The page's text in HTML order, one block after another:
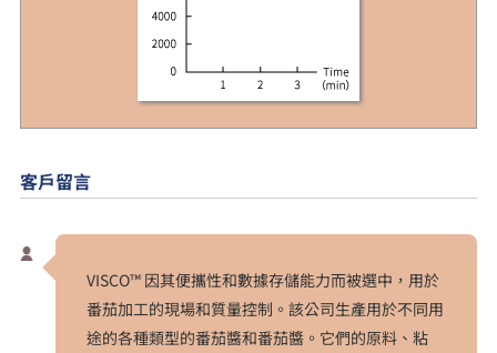
客戶留言
VISCO™ 因其便攜性和數據存儲能力而被選中，用於
番茄加工的現場和質量控制。該公司生產用於不同用
途的各種類型的番茄醬和番茄醬。它們的原料、粘